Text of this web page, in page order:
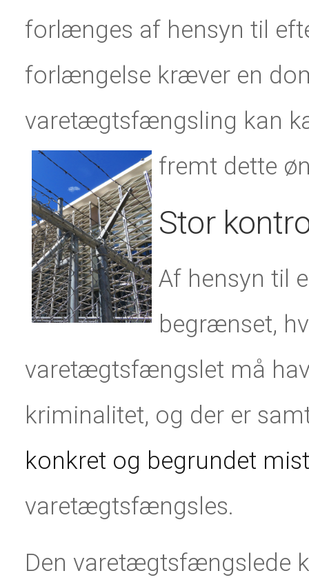
forlænges af hensyn til
forlængelse kræver en
varetægtsfængsling kan
fremt dette
Stor
Af hensyn til
begrænset,
varetægtsfængslet må
kriminalitet, og der er
konkret og begrundet
varetægtsfængsles.
Den varetægtsfængslede